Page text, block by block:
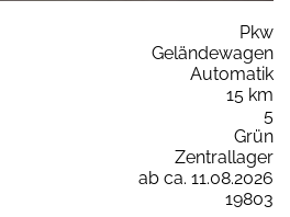
Pkw
Geländewagen
Automatik
15 km
5
Grün
Zentrallager
ab ca. 11.08.2026
19803